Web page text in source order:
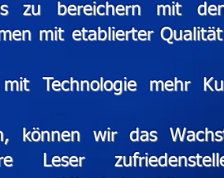
zu bereichern mit
mit etablierter
Technologie mehr
können wir das
Leser